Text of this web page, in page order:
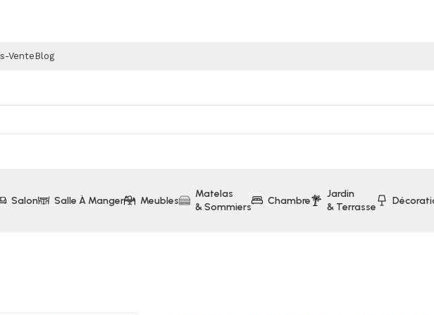
Vente Blog
Salon Salle À Manger Meubles
Matelas
& Sommiers
Chambre
Jardin
& Terrasse